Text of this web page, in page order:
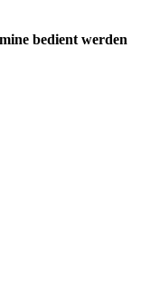
bedient werden